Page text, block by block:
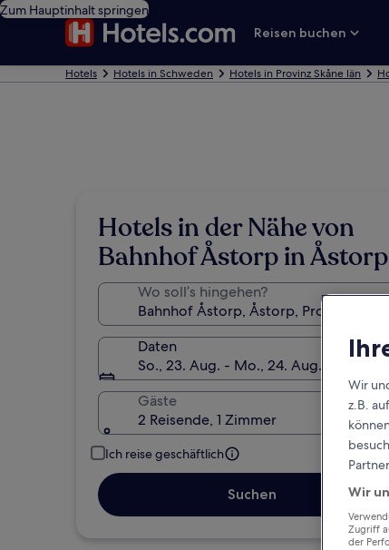
Zum Hauptinhalt springen
Reisen buchen
Hotels Hotels in Schweden Hotels in Provinz Skåne län
Hotels in der Nähe von
Bahnhof Åstorp in Åstorp
Wo soll’s hingehen?
Daten
So., 23. Aug. - Mo., 24. Aug.
Gäste
2 Reisende, 1 Zimmer
Ich reise geschäftlich
Suchen
Wir
z.B.
Wir
Zugriff
der